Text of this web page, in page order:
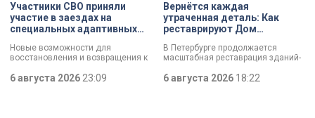
Участники СВО приняли
участие в заездах на
специальных адаптивных
Новые возможности для
восстановления и возвращения к
фонда «СВОй дом» в Петербурге
6 августа 202623:09
Вернётся каждая
утраченная деталь: Как
реставрируют Дом
Святого Николая на улице
Марата
В Петербурге продолжается
масштабная реставрация зданий-
губернаторской программы.
6 августа 2026 18:22